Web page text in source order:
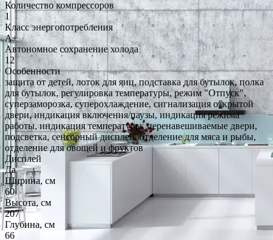
Количество компрессоров
1
Класс энергопотребления
A+
Автономное сохранение холода
12
Особенности
защита от детей, лоток для яиц, подставка для бутылок, полка
для бутылок, регулировка температуры, режим "Отпуск",
суперзаморозка, суперохлаждение, сигнализация открытой
двери, индикация включения/паузы, индикация режима
работы, индикация температуры, перенавешиваемые двери,
подсветка, сенсорный дисплей, отделение для мяса и рыбы,
отделение для овощей и фруктов
Дисплей
Да
Ширина, см
60
Высота, см
207
Глубина, см
66